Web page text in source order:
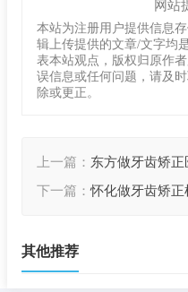
网站
本站为注册用户提供信息
辑上传提供的文章/文字均
表本站观点，版权归原作
误信息或任何问题，请及
除或更正。
上一篇： 东方做牙齿矫
长~医生优势简介
下一篇：怀化做牙齿矫
其他推荐